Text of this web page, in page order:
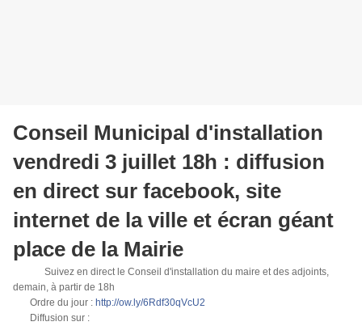
Conseil Municipal d'installation
vendredi 3 juillet 18h : diffusion
en direct sur facebook, site
internet de la ville et écran géant
place de la Mairie
Suivez en direct le Conseil d'installation du maire et des adjoints,
demain, à partir de 18h
Ordre du jour : http://ow.ly/6Rdf30qVcU2
Diffusion sur :